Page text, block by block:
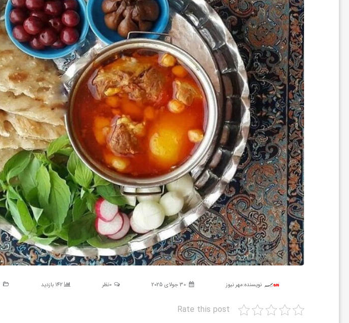
نویسنده:مهر نیوز 30 جولای 2025 0نظر 142 بازدید
Rate this post
تجربه سفر با اتوبوس به استانبول؛
راهنمای سفرکامل
سرمایه‌گذاری جهانی در گردشگری
از مرز یک تریلیون دلار گذشت/
WTTC: آینده صنعت سفر با
شتاب سرمایه‌گذاری جهانی
تضمین می‌شود